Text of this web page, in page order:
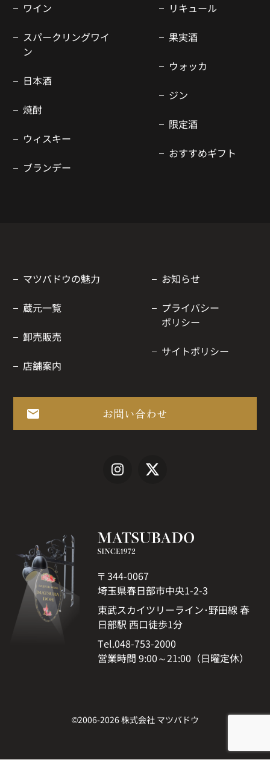
ワイン
スパークリングワイ
ン
日本酒
焼酎
ウィスキー
ブランデー
リキュール
果実酒
ウォッカ
ジン
限定酒
おすすめギフト
マツバドウの魅力
蔵元一覧
卸売販売
店舗案内
お知らせ
プライバシー
ポリシー
サイトポリシー
お問い合わせ
〒344-0067
埼玉県春日部市中央1-2-3
東武スカイツリーライン･野田線 春
日部駅 西口徒歩1分
Tel.048-753-2000
営業時間 9:00～21:00（日曜定休）
©2006-2026 株式会社 マツバドウ